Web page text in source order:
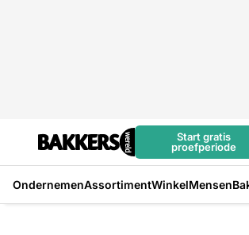
Start gratis
proefperiode
OndernemenAssortimentWinkelMensen